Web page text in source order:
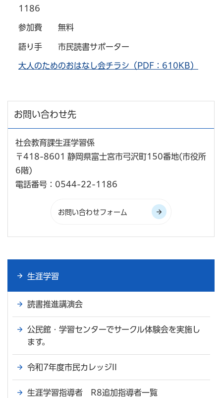
1186
参加費 無料
語り手 市民読書サポーター
大人のためのおはなし会チラシ（PDF：610KB）
お問い合わせ先
社会教育課生涯学習係
〒418-8601 静岡県富士宮市弓沢町150番地(市役所
6階)
電話番号：0544-22-1186
生涯学習
読書推進講演会
公民館・学習センターでサークル体験会を実施し
ます。
令和7年度市民カレッジII
生涯学習指導者 R8追加指導者一覧